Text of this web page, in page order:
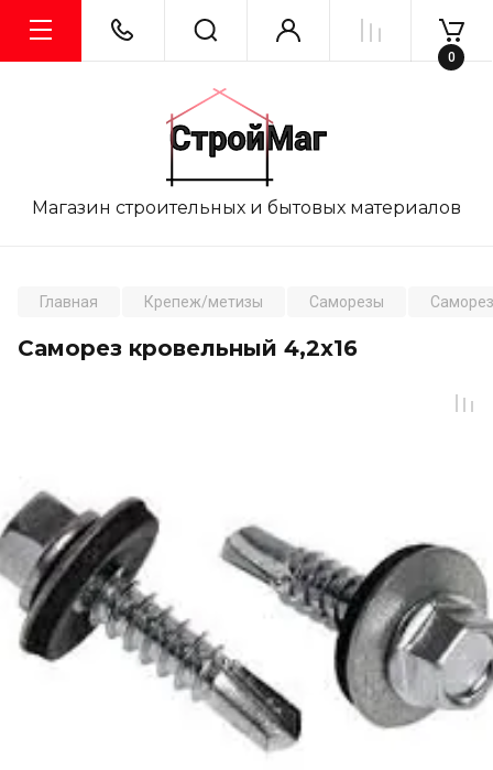
Магазин строительных и бытовых материалов
0
Главная Крепеж/метизы Саморезы
Саморез кровельный 4,2x16